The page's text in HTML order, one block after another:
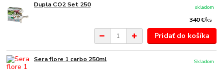
Dupla CO2 Set 250
340 €/ks
skladom
Pridať do košíka
Sera flore 1 carbo 250ml
Skladom